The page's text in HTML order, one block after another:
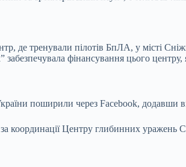
де тренували пілотів БпЛА, у місті
забезпечувала фінансування цього
поширили через Facebook, додавши
координації Центру глибинних уражень